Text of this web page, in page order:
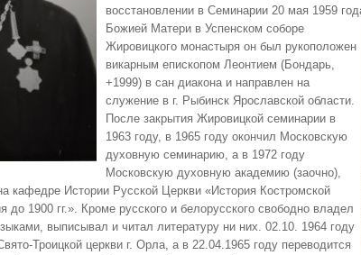
восстановлении в Семинарии 20 мая 1959
Божией Матери в Успенском соборе
Жировицкого монастыря он был рукоположен
викарным епископом Леонтием (Бондарь,
+1999) в сан диакона и направлен на
служение в г. Рыбинск Ярославской области.
После закрытия Жировицкой семинарии в
1963 году, в 1965 году окончил Московскую
духовную семинарию, а в 1972 году
Московскую духовную академию (заочно),
кафедре Истории Русской Церкви «История Костромской
до 1900 гг.». Кроме русского и белорусского свободно владел
выписывал и читал литературу ни них. 02.10. 1964 году
Троицкой церкви г. Орла, а в 22.04.1965 году переводится